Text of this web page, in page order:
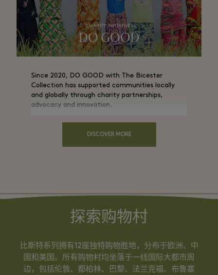
CHARITY INITIATIVES
DO GOOD
Since 2020, DO GOOD with The Bicester
Collection has supported communities locally
and globally through charity partnerships,
advocacy and innovation.
DISCOVER MORE
探索购物村
比斯特系列拥有12座独特购物胜地，分布于欧洲、中
国和美国。所有购物村均坐落于一线国际大都市周
边，包括伦敦、都柏林、巴黎、法兰克福、布鲁塞